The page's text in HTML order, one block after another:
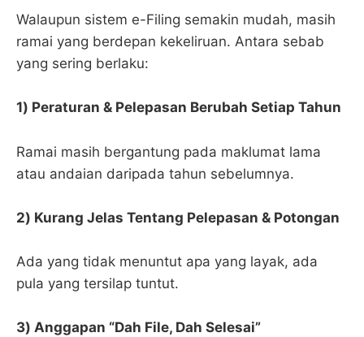
Walaupun sistem e-Filing semakin mudah, masih
ramai yang berdepan kekeliruan. Antara sebab
yang sering berlaku:
1) Peraturan & Pelepasan Berubah Setiap Tahun
Ramai masih bergantung pada maklumat lama
atau andaian daripada tahun sebelumnya.
2) Kurang Jelas Tentang Pelepasan & Potongan
Ada yang tidak menuntut apa yang layak, ada
pula yang tersilap tuntut.
3) Anggapan “Dah File, Dah Selesai”